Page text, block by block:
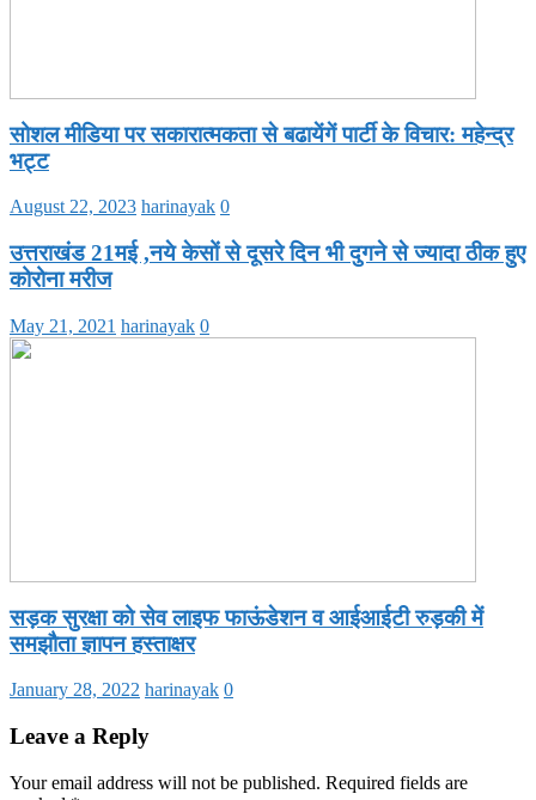
सोशल मीडिया पर सकारात्मकता से बढायेंगें पार्टी के विचार: महेन्द्र
भट्ट
August 22, 2023 harinayak 0
उत्तराखंड 21मई ,नये केसों से दूसरे दिन भी दुगने से ज्यादा ठीक हुए
कोरोना मरीज
May 21, 2021 harinayak 0
सड़क सुरक्षा को सेव लाइफ फाऊंडेशन व आईआईटी रुड़की में
समझौता ज्ञापन हस्ताक्षर
January 28, 2022 harinayak 0
Leave a Reply
Your email address will not be published. Required fields are